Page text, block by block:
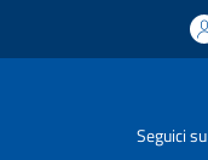
Seguici su